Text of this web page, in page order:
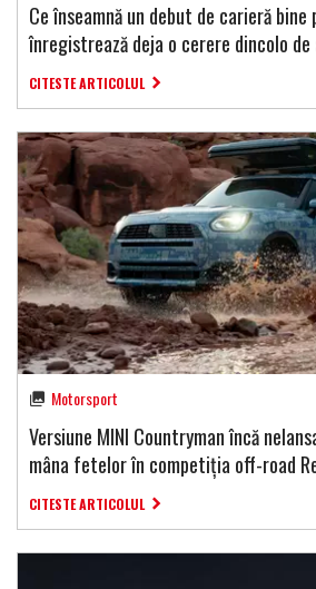
Ce înseamnă un debut de carieră
înregistrează deja o cerere dincolo
CITESTE ARTICOLUL
Motorsport
Versiune MINI Countryman încă
mâna fetelor în competiția off-road
CITESTE ARTICOLUL